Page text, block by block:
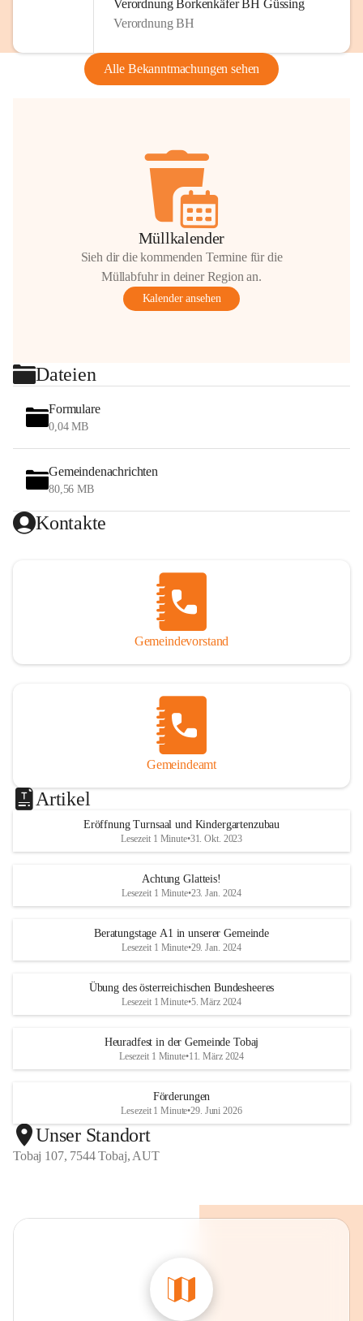
Verordnung Borkenkäfer BH Güssing
Verordnung BH
Alle Bekanntmachungen sehen
Müllkalender
Sieh dir die kommenden Termine für die
Müllabfuhr in deiner Region an.
Kalender ansehen
Dateien
Formulare
0,04 MB
Gemeindenachrichten
80,56 MB
Kontakte
Gemeindevorstand
Gemeindeamt
Artikel
Eröffnung Turnsaal und Kindergartenzubau
Lesezeit 1 Minute•31. Okt. 2023
Achtung Glatteis!
Lesezeit 1 Minute•23. Jan. 2024
Beratungstage A1 in unserer Gemeinde
Lesezeit 1 Minute•29. Jan. 2024
Übung des österreichischen Bundesheeres
Lesezeit 1 Minute•5. März 2024
Heuradfest in der Gemeinde Tobaj
Lesezeit 1 Minute•11. März 2024
Förderungen
Lesezeit 1 Minute•29. Juni 2026
Unser Standort
Tobaj 107, 7544 Tobaj, AUT